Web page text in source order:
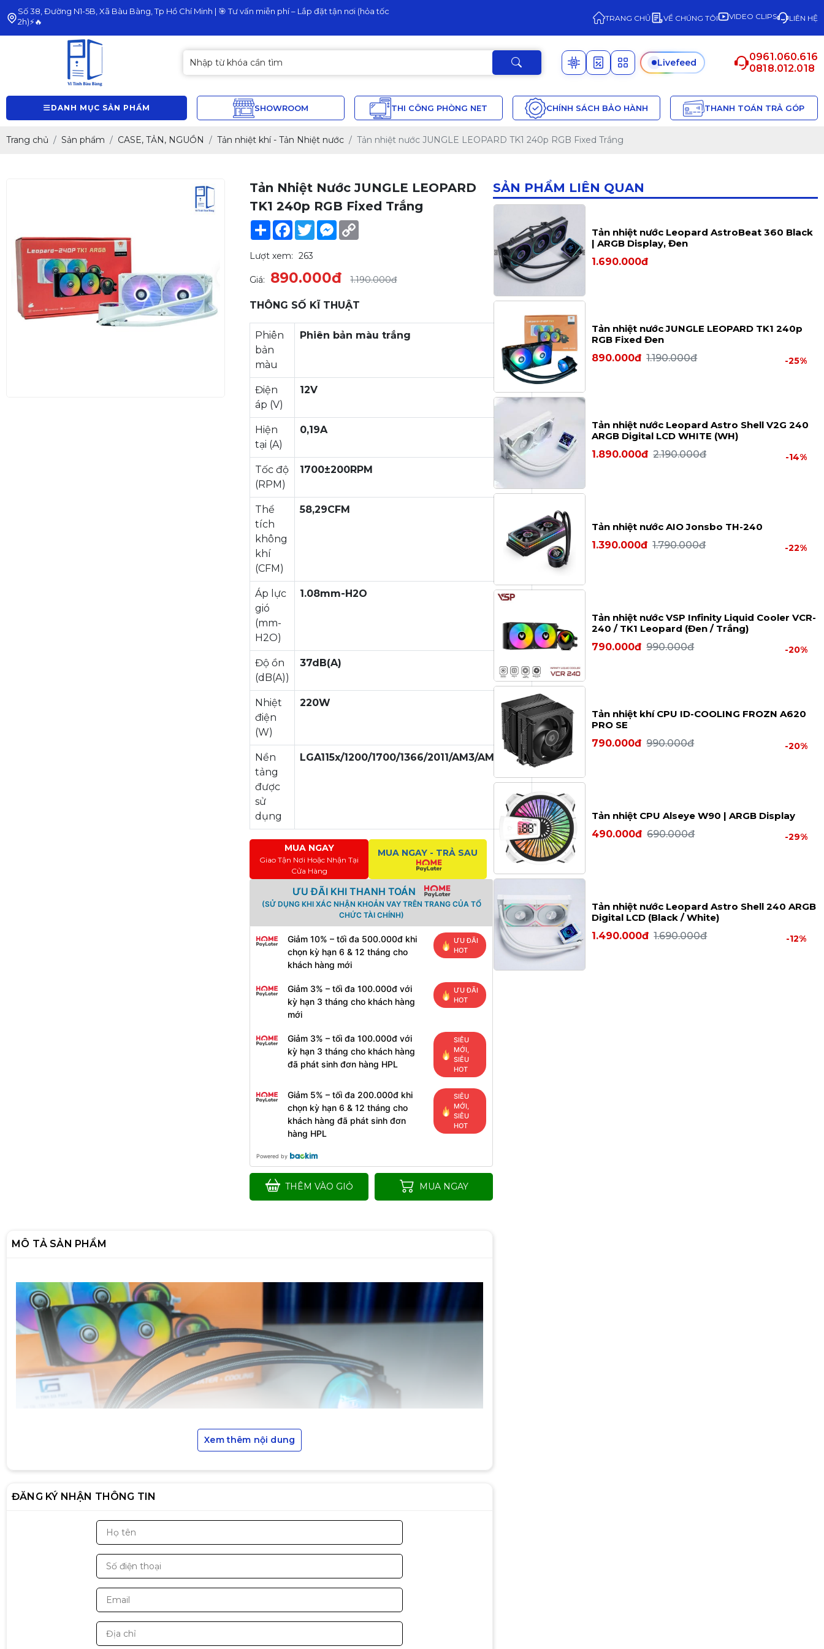
Số 38, Đường N1-5B, Xã Bàu Bàng, Tp Hồ Chí Minh | 🎯 Tư vấn miễn phí – Lắp đặt tận nơi (hỏa tốc
2h)⚡🔥
TRANG CHỦ VỀ CHÚNG TÔI VIDEO CLIPS LIÊN HỆ
Livefeed
0961.060.616
0818.012.018
DANH MỤC SẢN PHẨM SHOWROOM THI CÔNG PHÒNG NET CHÍNH SÁCH BẢO HÀNH THANH TOÁN TRẢ GÓP
Trang chủ Sản phẩm CASE, TẢN, NGUỒN Tản nhiệt khí - Tản Nhiệt nước Tản nhiệt nước JUNGLE LEOPARD TK1 240p RGB Fixed Trắng
Tản Nhiệt Nước JUNGLE LEOPARD
TK1 240p RGB Fixed Trắng
ShareFacebook
TwitterMessenger
Lượt xem: 263
Giá: 890.000đ 1.190.000đ
THÔNG SỐ KĨ THUẬT
Phiên
bản
màu
Phiên bản màu trắng
Điện
áp (V)
12V
Hiện
tại (A)
0,19A
Tốc độ
(RPM)
1700±200RPM
Thể
tích
không
khí
(CFM)
58,29CFM
Áp lực
gió
(mm-
H2O)
1.08mm-H2O
Độ ồn
(dB(A))
37dB(A)
Nhiệt
điện
(W)
220W
Nền
tảng
được
sử
dụng
LGA115x/1200/1700/1366/2011/AM3/AM4/AM5
MUA NGAY
Giao Tận Nơi Hoặc Nhận Tại
Cửa Hàng
MUA NGAY - TRẢ SAU
ƯU ĐÃI KHI THANH TOÁN
(SỬ DỤNG KHI XÁC NHẬN KHOẢN VAY TRÊN TRANG CỦA TỔ
CHỨC TÀI CHÍNH)
Giảm 10% – tối đa 500.000đ khi
chọn kỳ hạn 6 & 12 tháng cho
khách hàng mới
ƯU ĐÃI
HOT
Giảm 3% – tối đa 100.000đ với
kỳ hạn 3 tháng cho khách hàng
mới
ƯU ĐÃI
HOT
Giảm 3% – tối đa 100.000đ với
kỳ hạn 3 tháng cho khách hàng
đã phát sinh đơn hàng HPL
SIÊU
MỚI,
SIÊU
HOT
Giảm 5% – tối đa 200.000đ khi
chọn kỳ hạn 6 & 12 tháng cho
khách hàng đã phát sinh đơn
hàng HPL
SIÊU
MỚI,
SIÊU
HOT
Powered by
THÊM VÀO GIỎ MUA NGAY
MÔ TẢ SẢN PHẨM
Tản nhiệt nước LeoPard 240P TK1
Xem thêm nội dung
ĐĂNG KÝ NHẬN THÔNG TIN
SẢN PHẨM LIÊN QUAN
Tản nhiệt nước Leopard AstroBeat 360 Black
| ARGB Display, Đen
1.690.000đ
Tản nhiệt nước JUNGLE LEOPARD TK1 240p
RGB Fixed Đen
890.000đ 1.190.000đ -25%
Tản nhiệt nước Leopard Astro Shell V2G 240
ARGB Digital LCD WHITE (WH)
1.890.000đ 2.190.000đ -14%
Tản nhiệt nước AIO Jonsbo TH-240
1.390.000đ 1.790.000đ -22%
Tản nhiệt nước VSP Infinity Liquid Cooler VCR-
240 / TK1 Leopard (Đen / Trắng)
790.000đ 990.000đ -20%
Tản nhiệt khí CPU ID-COOLING FROZN A620
PRO SE
790.000đ 990.000đ -20%
Tản nhiệt CPU Alseye W90 | ARGB Display
490.000đ 690.000đ -29%
Tản nhiệt nước Leopard Astro Shell 240 ARGB
Digital LCD (Black / White)
1.490.000đ 1.690.000đ -12%